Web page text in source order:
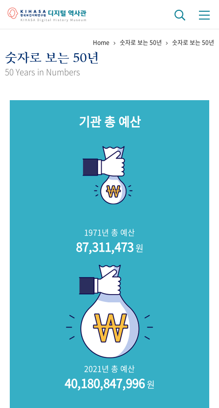
걸어온 길 기관 변천사 역대 기관장
키워드로 보는 연구 역사
문서 기록물 행정박물
Home 숫자로 보는 50년 숫자로 보는 50년
숫자로 보는 50년
50 Years in Numbers
기관 총 예산
1971년 총 예산
87,311,473원
2021년 총 예산
40,180,847,996원